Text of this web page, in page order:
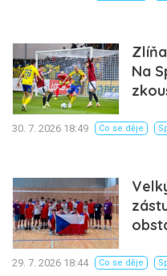
Na
30. 7. 2026 18:49 Co se děje
29. 7. 2026 18:44 Co se děje